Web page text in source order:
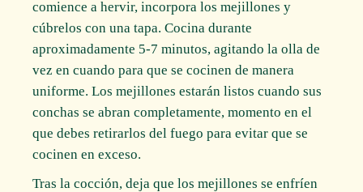
comience a hervir, incorpora los mejillones y
cúbrelos con una tapa. Cocina durante
aproximadamente 5-7 minutos, agitando la olla de
vez en cuando para que se cocinen de manera
uniforme. Los mejillones estarán listos cuando sus
conchas se abran completamente, momento en el
que debes retirarlos del fuego para evitar que se
cocinen en exceso.
Tras la cocción, deja que los mejillones se enfríen